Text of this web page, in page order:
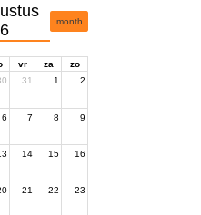
month
vr za
zo
31 1 2
6 7 8 9
14 15 16
21 22 23